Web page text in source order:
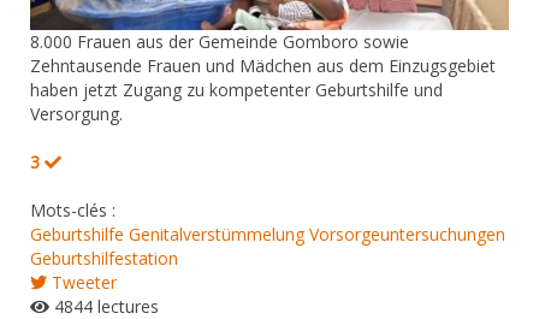
8.000 Frauen aus der Gemeinde Gomboro sowie
Zehntausende Frauen und Mädchen aus dem Einzugsgebiet
haben jetzt Zugang zu kompetenter Geburtshilfe und
Versorgung.
3
Mots-clés :
Geburtshilfe Genitalverstümmelung Vorsorgeuntersuchungen
Geburtshilfestation
Tweeter
4844 lectures